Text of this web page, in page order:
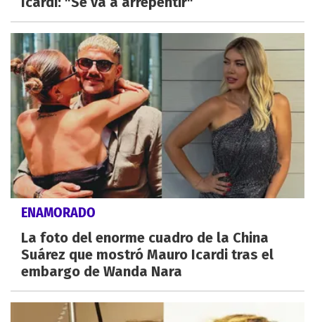
ENAMORADO
La foto del enorme cuadro de la China
Suárez que mostró Mauro Icardi tras el
embargo de Wanda Nara